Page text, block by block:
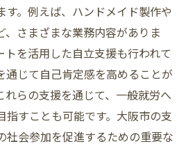
業訓練の機会
けイベント参加のメリット
の働き方の例
がもたらす社会的意義
す。例えば、ハンドメイド製作や
、さまざまな業務内容がありま
トを活用した自立支援も行われて
通じて自己肯定感を高めることが
れらの支援を通じて、一般就労へ
指すことも可能です。大阪市の支
社会参加を促進するための重要な